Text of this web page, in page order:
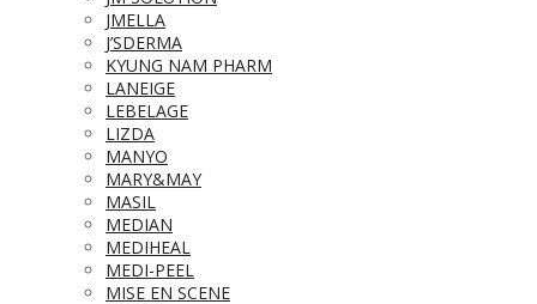
JMELLA
J’SDERMA
KYUNG NAM PHARM
LANEIGE
LEBELAGE
LIZDA
MANYO
MARY&MAY
MASIL
MEDIAN
MEDIHEAL
MEDI-PEEL
MISE EN SCENE